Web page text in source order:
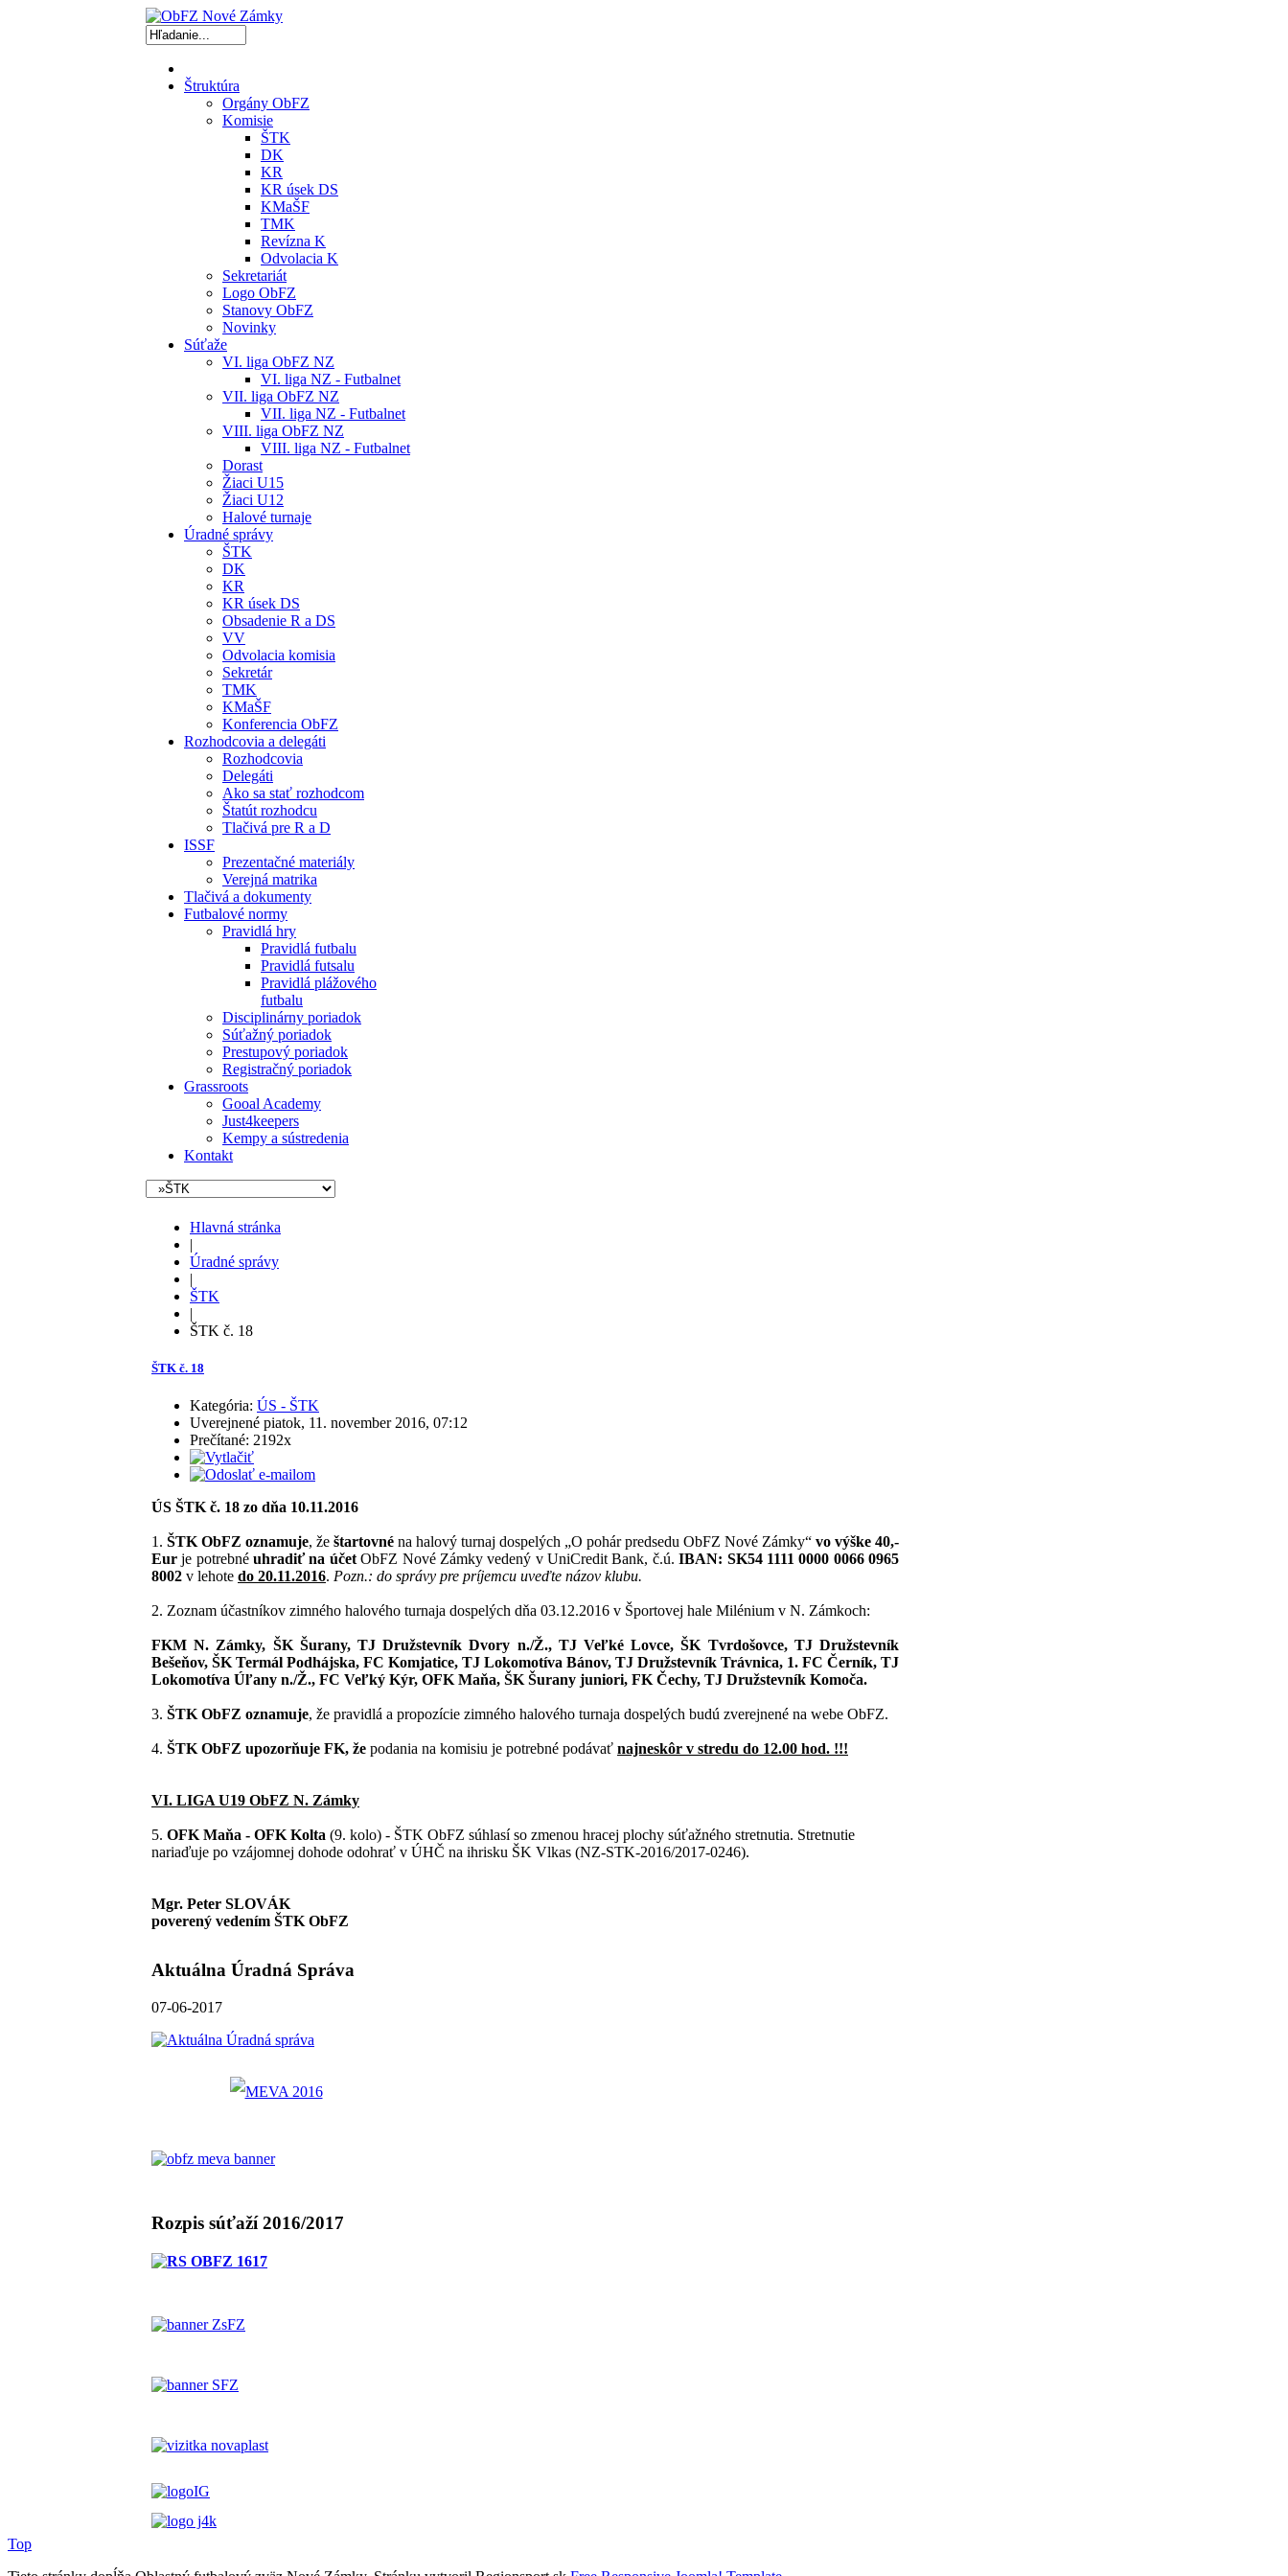
Štruktúra
Orgány ObFZ
Komisie
ŠTK
DK
KR
KR úsek DS
KMaŠF
TMK
Revízna K
Odvolacia K
Sekretariát
Logo ObFZ
Stanovy ObFZ
Novinky
Súťaže
VI. liga ObFZ NZ
VI. liga NZ - Futbalnet
VII. liga ObFZ NZ
VII. liga NZ - Futbalnet
VIII. liga ObFZ NZ
VIII. liga NZ - Futbalnet
Dorast
Žiaci U15
Žiaci U12
Halové turnaje
Úradné správy
ŠTK
DK
KR
KR úsek DS
Obsadenie R a DS
VV
Odvolacia komisia
Sekretár
TMK
KMaŠF
Konferencia ObFZ
Rozhodcovia a delegáti
Rozhodcovia
Delegáti
Ako sa stať rozhodcom
Štatút rozhodcu
Tlačivá pre R a D
ISSF
Prezentačné materiály
Verejná matrika
Tlačivá a dokumenty
Futbalové normy
Pravidlá hry
Pravidlá futbalu
Pravidlá futsalu
Pravidlá plážového
futbalu
Disciplinárny poriadok
Súťažný poriadok
Prestupový poriadok
Registračný poriadok
Grassroots
Gooal Academy
Just4keepers
Kempy a sústredenia
Kontakt
Hlavná stránka
|
Úradné správy
|
ŠTK
|
ŠTK č. 18
ŠTK č. 18
Kategória: ÚS - ŠTK
Uverejnené piatok, 11. november 2016, 07:12
Prečítané: 2192x
ÚS ŠTK č. 18 zo dňa 10.11.2016
1. ŠTK ObFZ oznamuje, že štartovné na halový turnaj dospelých „O pohár predsedu ObFZ Nové Zámky“ vo výške 40,-
Eurje potrebnéuhradiť na účetObFZ Nové Zámky vedený v UniCredit Bank, č.ú.IBAN: SK54 1111 0000 0066 0965
8002 v lehote do 20.11.2016. Pozn.: do správy pre príjemcu uveďte názov klubu.
2. Zoznam účastníkov zimného halového turnaja dospelých dňa 03.12.2016 v Športovej hale Milénium v N. Zámkoch:
FKM N. Zámky, ŠK Šurany, TJ Družstevník Dvory n./Ž., TJ Veľké Lovce, ŠK Tvrdošovce, TJ Družstevník
Bešeňov, ŠK Termál Podhájska, FC Komjatice, TJ Lokomotíva Bánov, TJ Družstevník Trávnica, 1. FC Černík, TJ
Lokomotíva Úľany n./Ž., FC Veľký Kýr, OFK Maňa, ŠK Šurany juniori, FK Čechy, TJ Družstevník Komoča.
3. ŠTK ObFZ oznamuje, že pravidlá a propozície zimného halového turnaja dospelých budú zverejnené na webe ObFZ.
4. ŠTK ObFZ upozorňuje FK, že podania na komisiu je potrebné podávať najneskôr v stredu do 12.00 hod. !!!
VI. LIGA U19 ObFZ N. Zámky
5. OFK Maňa - OFK Kolta (9. kolo) - ŠTK ObFZ súhlasí so zmenou hracej plochy súťažného stretnutia. Stretnutie
nariaďuje po vzájomnej dohode odohrať v ÚHČ na ihrisku ŠK Vlkas (NZ-STK-2016/2017-0246).
Mgr. Peter SLOVÁK
poverený vedením ŠTK ObFZ
Aktuálna Úradná Správa
07-06-2017
Rozpis súťaží 2016/2017
Top